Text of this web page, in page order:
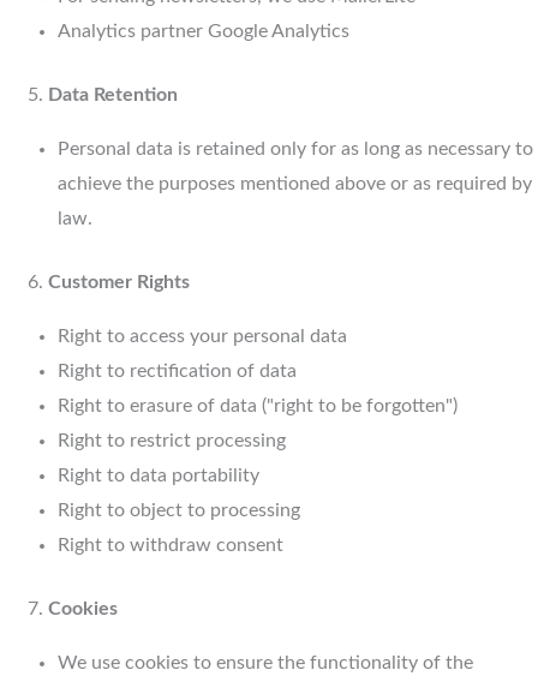
Analytics partner Google Analytics
Data Retention
Personal data is retained only for as long as necessary to
achieve the purposes mentioned above or as required by
law.
Customer Rights
Right to access your personal data
Right to rectification of data
Right to erasure of data ("right to be forgotten")
Right to restrict processing
Right to data portability
Right to object to processing
Right to withdraw consent
Cookies
We use cookies to ensure the functionality of the